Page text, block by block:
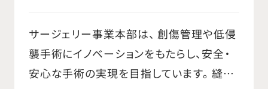
う。 ○販売する医療デバイスのプロとなり、
疾患・治療のプロである医師のパートナー
となり信頼関係を築き販売につなげる。
サージェリー事業本部は、 創傷管理や低侵
襲手術にイノベーションをもたらし、安全・
安心な手術の実現を目指しています。 縫合